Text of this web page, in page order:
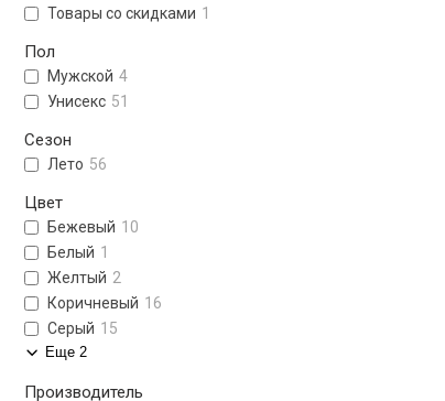
Товары со скидками 1
Пол
Мужской 4
Унисекс 51
Сезон
Лето 56
Цвет
Бежевый 10
Белый 1
Желтый 2
Коричневый 16
Серый 15
Еще 2
Производитель